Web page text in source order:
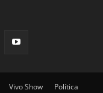
Vivo Show
Política